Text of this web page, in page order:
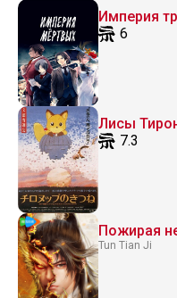
Империя
6
Лисы
7.3
Пожирая
Tun Tian Ji